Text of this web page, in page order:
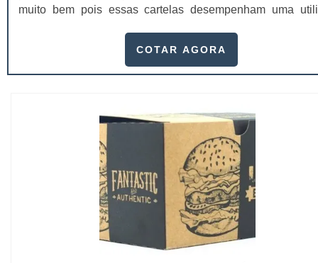
muito bem pois essas cartelas desempenham uma
adquirir esse item é fundamental, pois apenas
no fluxo de fabricação das cart...
COTAR AGORA